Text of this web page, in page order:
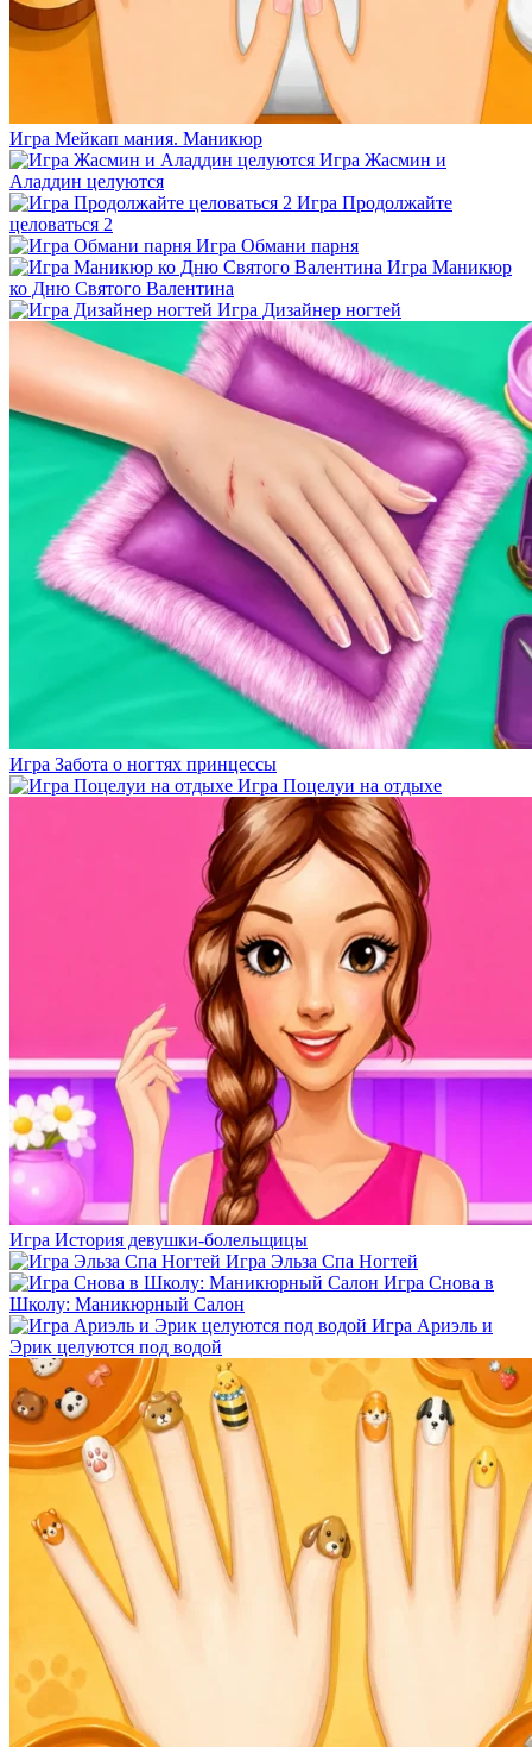
Игра Мейкап мания. Маникюр
Игра Жасмин и
Аладдин целуются
Игра Продолжайте
целоваться 2
Игра Обмани парня
Игра Маникюр
ко Дню Святого Валентина
Игра Дизайнер ногтей
Игра Забота о ногтях принцессы
Игра Поцелуи на отдыхе
Игра История девушки-болельщицы
Игра Эльза Спа Ногтей
Игра Снова в
Школу: Маникюрный Салон
Игра Ариэль и
Эрик целуются под водой